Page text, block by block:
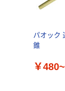
パオック
錐
￥480~